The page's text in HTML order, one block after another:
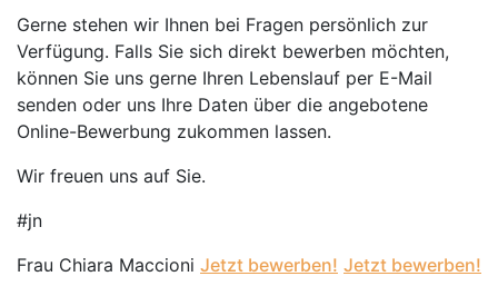
Gerne stehen wir Ihnen bei Fragen persönlich zur
Verfügung. Falls Sie sich direkt bewerben möchten,
können Sie uns gerne Ihren Lebenslauf per E-Mail
senden oder uns Ihre Daten über die angebotene
Online-Bewerbung zukommen lassen.
Wir freuen uns auf Sie.
#jn
Frau Chiara Maccioni Jetzt bewerben! Jetzt bewerben!